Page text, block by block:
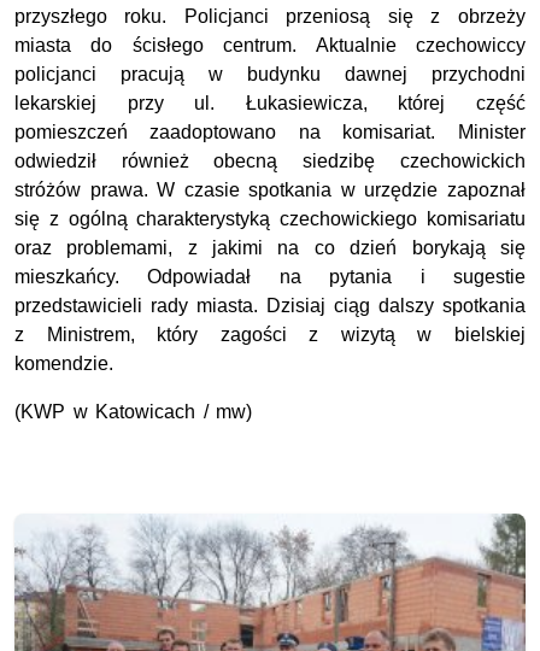
przyszłego roku. Policjanci przeniosą się z obrzeży
miasta do ścisłego centrum. Aktualnie czechowiccy
policjanci pracują w budynku dawnej przychodni
lekarskiej przy ul. Łukasiewicza, której część
pomieszczeń zaadoptowano na komisariat. Minister
odwiedził również obecną siedzibę czechowickich
stróżów prawa. W czasie spotkania w urzędzie zapoznał
się z ogólną charakterystyką czechowickiego komisariatu
oraz problemami, z jakimi na co dzień borykają się
mieszkańcy. Odpowiadał na pytania i sugestie
przedstawicieli rady miasta. Dzisiaj ciąg dalszy spotkania
z Ministrem, który zagości z wizytą w bielskiej
komendzie.
(KWP w Katowicach / mw)